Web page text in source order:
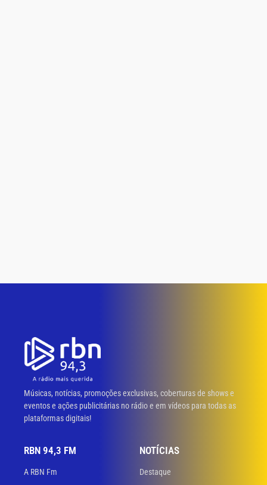
Músicas, notícias, promoções exclusivas, coberturas de shows e
eventos e ações publicitárias no rádio e em vídeos para todas as
plataformas digitais!
RBN 94,3 FM
A RBN Fm
NOTÍCIAS
Destaque